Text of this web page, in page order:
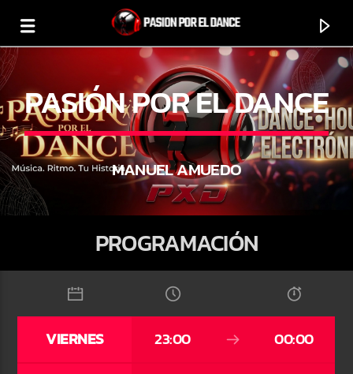
0:00
PROGRAMA ACTUAL
14:00
PASIÓN POR EL DANCE
MANUEL AMUEDO
PROGRAMACIÓN
VIERNES 23:00 00:00